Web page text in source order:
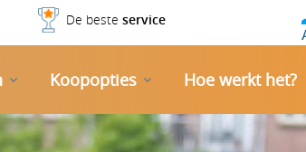
De beste service
Koopopties Hoe werkt het?